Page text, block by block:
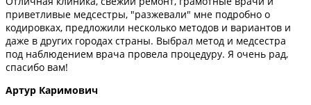
приветливые медсестры, "разжевали" мне подробно о
кодировках, предложили несколько методов и вариантов и
даже в других городах страны. Выбрал метод и медсестра
под наблюдением врача провела процедуру. Я очень рад,
спасибо вам!
Артур Каримович